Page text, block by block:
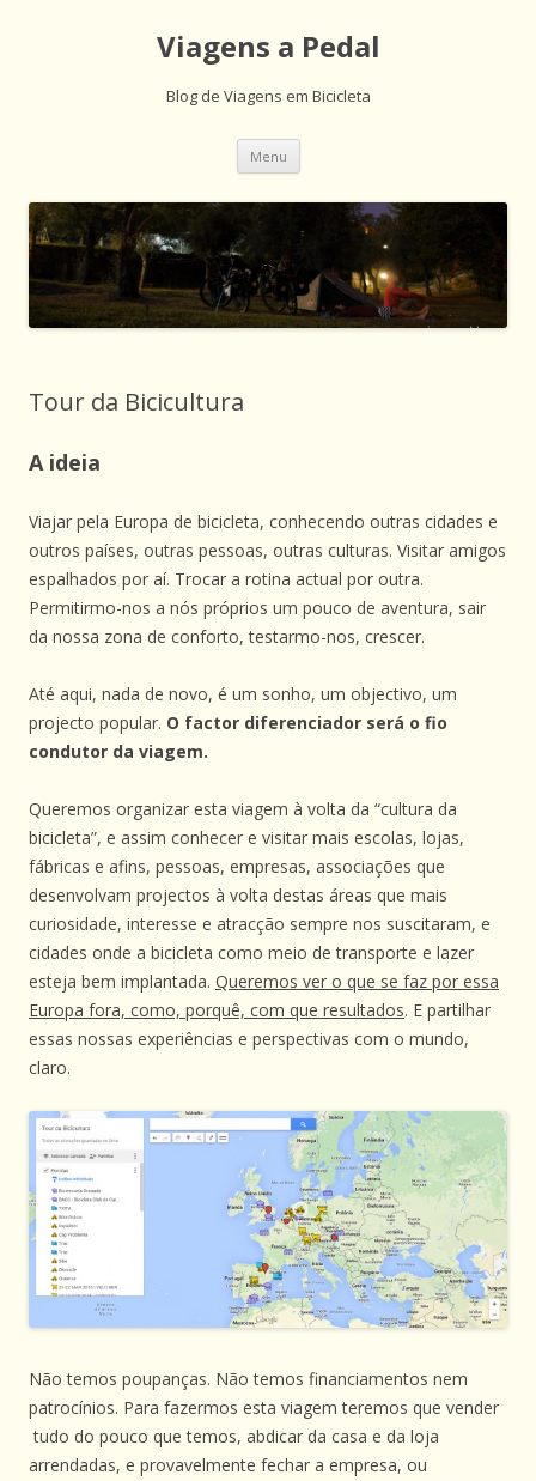
Viagens a Pedal
Blog de Viagens em Bicicleta
Menu Saltar
o
conteúdo
Tour da Bicicultura
A ideia
Viajar pela Europa de bicicleta, conhecendo outras cidades e
outros países, outras pessoas, outras culturas. Visitar amigos
espalhados por aí. Trocar a rotina actual por outra.
Permitirmo-nos a nós próprios um pouco de aventura, sair
da nossa zona de conforto, testarmo-nos, crescer.
Até aqui, nada de novo, é um sonho, um objectivo, um
projecto popular. O factor diferenciador será o fio
condutor da viagem.
Queremos organizar esta viagem à volta da “cultura da
bicicleta”, e assim conhecer e visitar mais escolas, lojas,
fábricas e afins, pessoas, empresas, associações que
desenvolvam projectos à volta destas áreas que mais
curiosidade, interesse e atracção sempre nos suscitaram, e
cidades onde a bicicleta como meio de transporte e lazer
esteja bem implantada. Queremos ver o que se faz por essa
Europa fora, como, porquê, com que resultados. E partilhar
essas nossas experiências e perspectivas com o mundo,
claro.
Não temos poupanças. Não temos financiamentos nem
patrocínios. Para fazermos esta viagem teremos que vender
tudo do pouco que temos, abdicar da casa e da loja
arrendadas, e provavelmente fechar a empresa, ou